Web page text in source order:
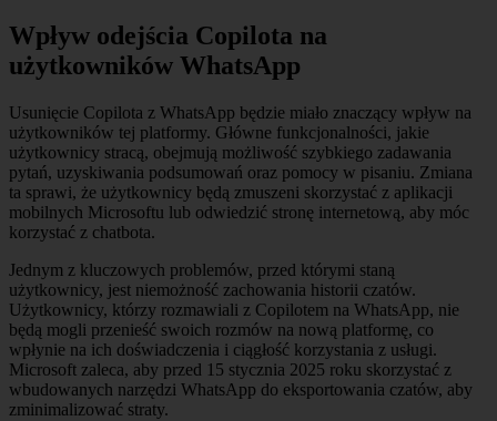
Wpływ odejścia Copilota na
użytkowników WhatsApp
Usunięcie Copilota z WhatsApp będzie miało znaczący wpływ na
użytkowników tej platformy. Główne funkcjonalności, jakie
użytkownicy stracą, obejmują możliwość szybkiego zadawania
pytań, uzyskiwania podsumowań oraz pomocy w pisaniu. Zmiana
ta sprawi, że użytkownicy będą zmuszeni skorzystać z aplikacji
mobilnych Microsoftu lub odwiedzić stronę internetową, aby móc
korzystać z chatbota.
Jednym z kluczowych problemów, przed którymi staną
użytkownicy, jest niemożność zachowania historii czatów.
Użytkownicy, którzy rozmawiali z Copilotem na WhatsApp, nie
będą mogli przenieść swoich rozmów na nową platformę, co
wpłynie na ich doświadczenia i ciągłość korzystania z usługi.
Microsoft zaleca, aby przed 15 stycznia 2025 roku skorzystać z
wbudowanych narzędzi WhatsApp do eksportowania czatów, aby
zminimalizować straty.